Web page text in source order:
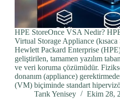
HPE StoreOnce VSA Nedir?
Virtual Storage Appliance
Hewlett Packard Enterprise
geliştirilen, tamamen yazılım
ve veri koruma çözümüdür.
donanım (appliance)
(VM) biçiminde standart
Tarık Yenisey
Ekim 28,